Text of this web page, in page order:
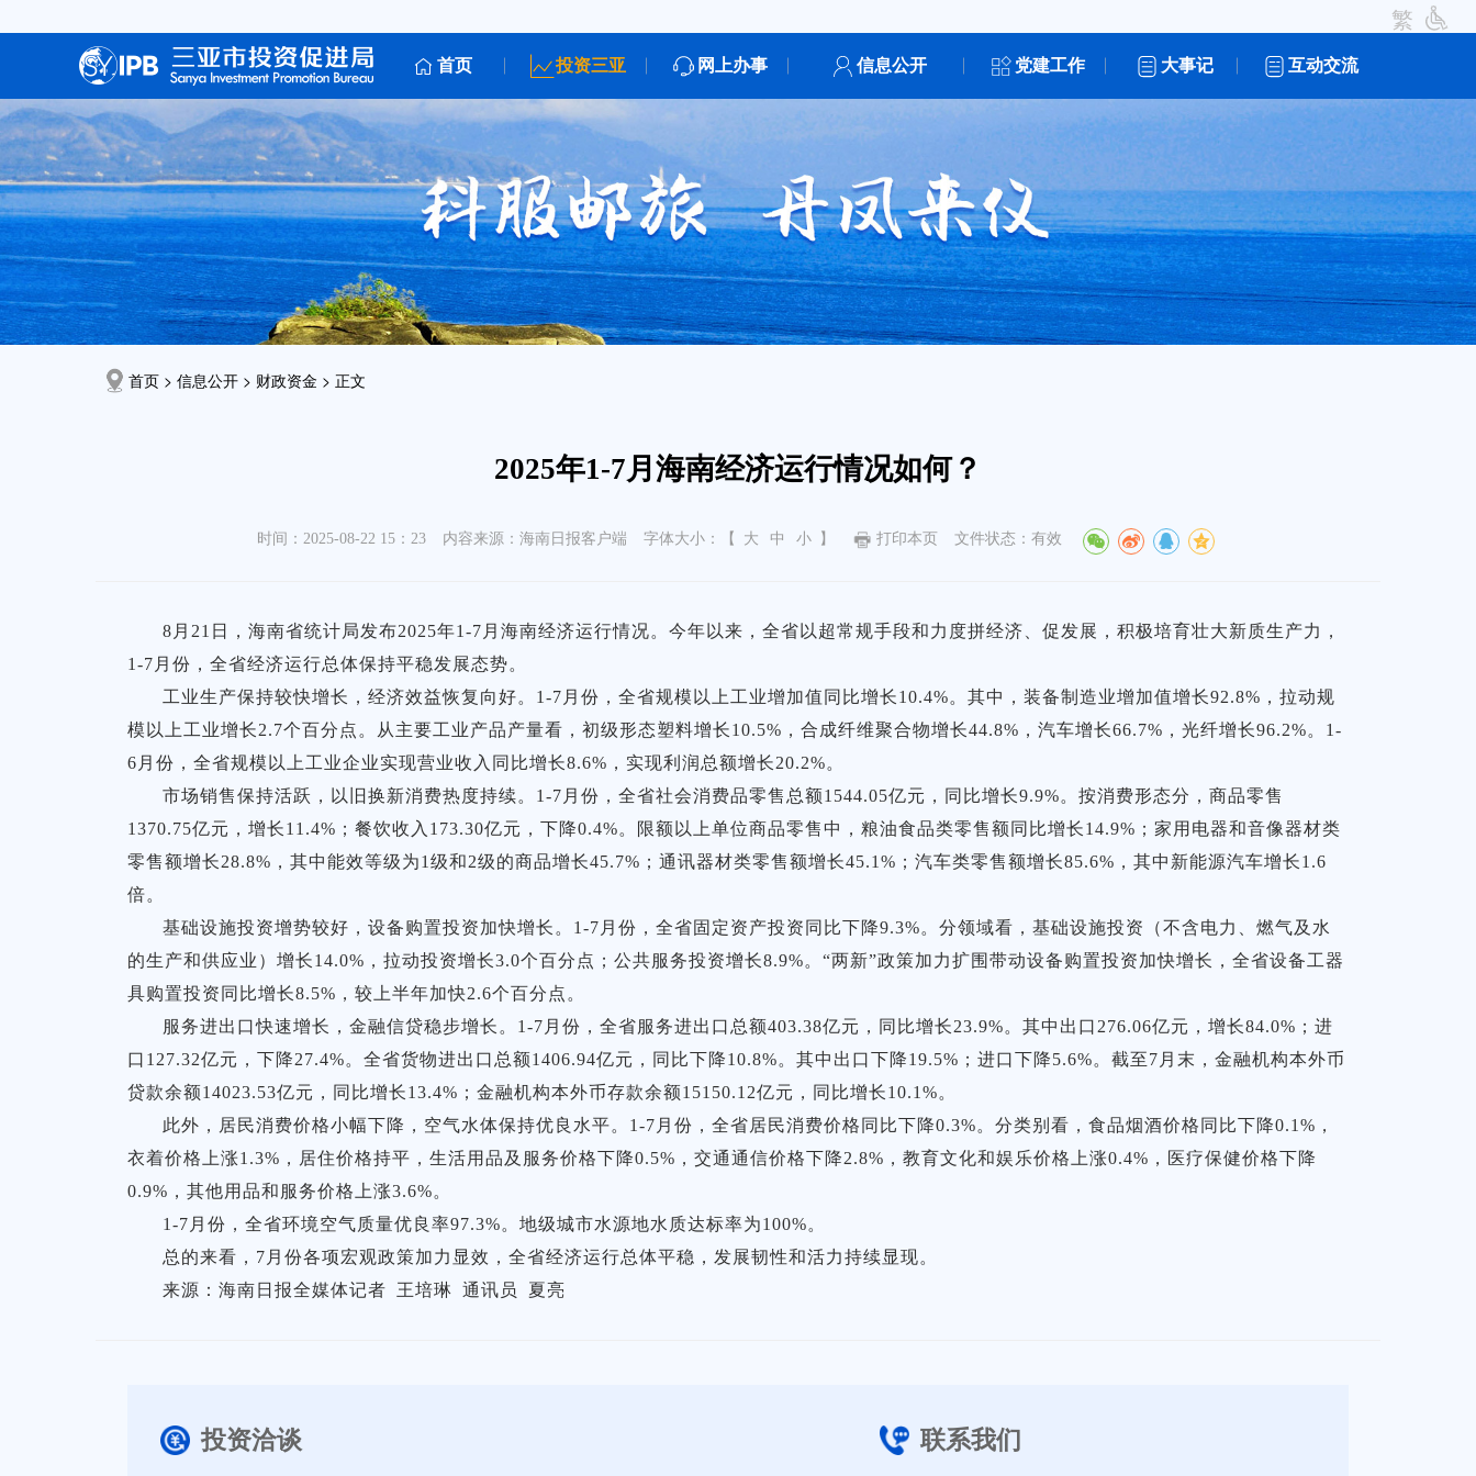
繁
首页 投资三亚 网上办事 信息公开 党建工作 大事记 互动交流
首页 > 信息公开 > 财政资金 > 正文
2025年1-7月海南经济运行情况如何？
时间：2025-08-22 15：23 内容来源：海南日报客户端 字体大小：【 大 中 小 】 打印本页 文件状态：有效
8月21日，海南省统计局发布2025年1-7月海南经济运行情况。今年以来，全省以超常规手段和力度拼经济、促发展，积极培育壮大新质生产力，
1-7月份，全省经济运行总体保持平稳发展态势。
工业生产保持较快增长，经济效益恢复向好。1-7月份，全省规模以上工业增加值同比增长10.4%。其中，装备制造业增加值增长92.8%，拉动规
模以上工业增长2.7个百分点。从主要工业产品产量看，初级形态塑料增长10.5%，合成纤维聚合物增长44.8%，汽车增长66.7%，光纤增长96.2%。1-
6月份，全省规模以上工业企业实现营业收入同比增长8.6%，实现利润总额增长20.2%。
市场销售保持活跃，以旧换新消费热度持续。1-7月份，全省社会消费品零售总额1544.05亿元，同比增长9.9%。按消费形态分，商品零售
1370.75亿元，增长11.4%；餐饮收入173.30亿元，下降0.4%。限额以上单位商品零售中，粮油食品类零售额同比增长14.9%；家用电器和音像器材类
零售额增长28.8%，其中能效等级为1级和2级的商品增长45.7%；通讯器材类零售额增长45.1%；汽车类零售额增长85.6%，其中新能源汽车增长1.6
倍。
基础设施投资增势较好，设备购置投资加快增长。1-7月份，全省固定资产投资同比下降9.3%。分领域看，基础设施投资（不含电力、燃气及水
的生产和供应业）增长14.0%，拉动投资增长3.0个百分点；公共服务投资增长8.9%。“两新”政策加力扩围带动设备购置投资加快增长，全省设备工器
具购置投资同比增长8.5%，较上半年加快2.6个百分点。
服务进出口快速增长，金融信贷稳步增长。1-7月份，全省服务进出口总额403.38亿元，同比增长23.9%。其中出口276.06亿元，增长84.0%；进
口127.32亿元，下降27.4%。全省货物进出口总额1406.94亿元，同比下降10.8%。其中出口下降19.5%；进口下降5.6%。截至7月末，金融机构本外币
贷款余额14023.53亿元，同比增长13.4%；金融机构本外币存款余额15150.12亿元，同比增长10.1%。
此外，居民消费价格小幅下降，空气水体保持优良水平。1-7月份，全省居民消费价格同比下降0.3%。分类别看，食品烟酒价格同比下降0.1%，
衣着价格上涨1.3%，居住价格持平，生活用品及服务价格下降0.5%，交通通信价格下降2.8%，教育文化和娱乐价格上涨0.4%，医疗保健价格下降
0.9%，其他用品和服务价格上涨3.6%。
1-7月份，全省环境空气质量优良率97.3%。地级城市水源地水质达标率为100%。
总的来看，7月份各项宏观政策加力显效，全省经济运行总体平稳，发展韧性和活力持续显现。
来源：海南日报全媒体记者 王培琳 通讯员 夏亮
投资洽谈 联系我们